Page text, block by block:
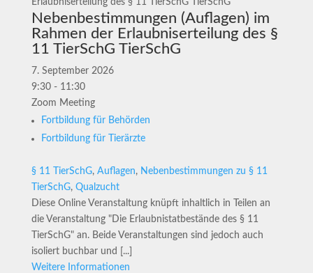
Nebenbestimmungen (Auflagen) im
Rahmen der Erlaubniserteilung des §
11 TierSchG TierSchG
7. September 2026
9:30 - 11:30
Zoom Meeting
Fortbildung für Behörden
Fortbildung für Tierärzte
§ 11 TierSchG, Auflagen, Nebenbestimmungen zu § 11
TierSchG, Qualzucht
Diese Online Veranstaltung knüpft inhaltlich in Teilen an
die Veranstaltung "Die Erlaubnistatbestände des § 11
TierSchG" an. Beide Veranstaltungen sind jedoch auch
isoliert buchbar und [...]
Weitere Informationen